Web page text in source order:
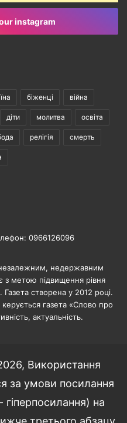
instagram
біженці війна
діти молитва освіта
релігія смерть
0966126096
недержавним
з метою підвищення рівня
Газета створена у 2012 році.
газета «Слово про
актуальність.
Використання
за умови посилання
гіперпосилання) на